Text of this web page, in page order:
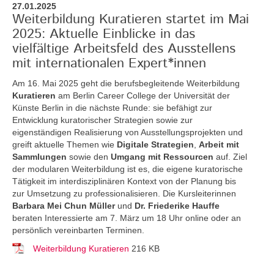
27.01.2025
Weiterbildung Kuratieren startet im Mai
2025: Aktuelle Einblicke in das
vielfältige Arbeitsfeld des Ausstellens
mit internationalen Expert*innen
Am 16. Mai 2025 geht die berufsbegleitende Weiterbildung
Kuratieren am Berlin Career College der Universität der
Künste Berlin in die nächste Runde: sie befähigt zur
Entwicklung kuratorischer Strategien sowie zur
eigenständigen Realisierung von Ausstellungsprojekten und
greift aktuelle Themen wie Digitale Strategien Arbeit mit
Sammlungen sowie den Umgang mit Ressourcen auf. Ziel
der modularen Weiterbildung ist es, die eigene kuratorische
Tätigkeit im interdisziplinären Kontext von der Planung bis
zur Umsetzung zu professionalisieren. Die Kursleiterinnen
Barbara Mei Chun Müllerund Dr. Friederike Hauffe
beraten Interessierte am 7. März um 18 Uhr online oder an
persönlich vereinbarten Terminen.
Weiterbildung Kuratieren 216 KB